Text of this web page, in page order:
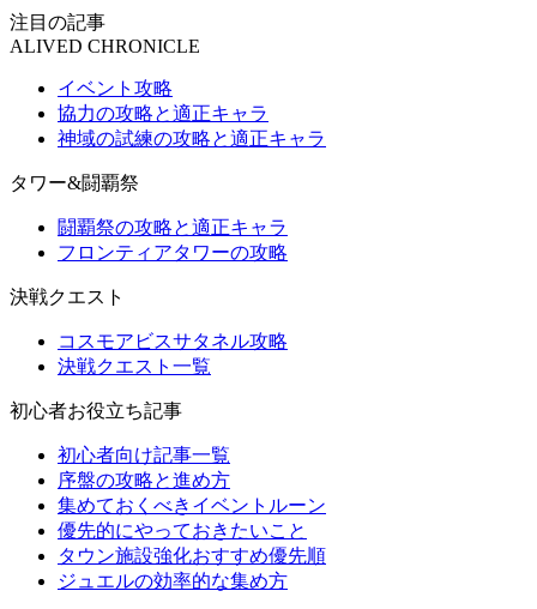
注目の記事
ALIVED CHRONICLE
イベント攻略
協力の攻略と適正キャラ
神域の試練の攻略と適正キャラ
タワー&闘覇祭
闘覇祭の攻略と適正キャラ
フロンティアタワーの攻略
決戦クエスト
コスモアビスサタネル攻略
決戦クエスト一覧
初心者お役立ち記事
初心者向け記事一覧
序盤の攻略と進め方
集めておくべきイベントルーン
優先的にやっておきたいこと
タウン施設強化おすすめ優先順
ジュエルの効率的な集め方